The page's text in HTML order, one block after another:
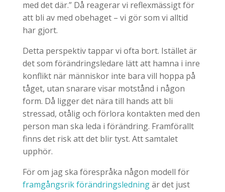
med det där.” Då reagerar vi reflexmässigt för
att bli av med obehaget – vi gör som vi alltid
har gjort.
Detta perspektiv tappar vi ofta bort. Istället är
det som förändringsledare lätt att hamna i inre
konflikt när människor inte bara vill hoppa på
tåget, utan snarare visar motstånd i någon
form. Då ligger det nära till hands att bli
stressad, otålig och förlora kontakten med den
person man ska leda i förändring. Framförallt
finns det risk att det blir tyst. Att samtalet
upphör.
För om jag ska förespråka någon modell för
framgångsrik förändringsledningär det just